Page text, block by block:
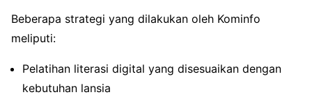
Beberapa strategi yang dilakukan oleh Kominfo
meliputi:
Pelatihan literasi digital yang disesuaikan dengan
kebutuhan lansia